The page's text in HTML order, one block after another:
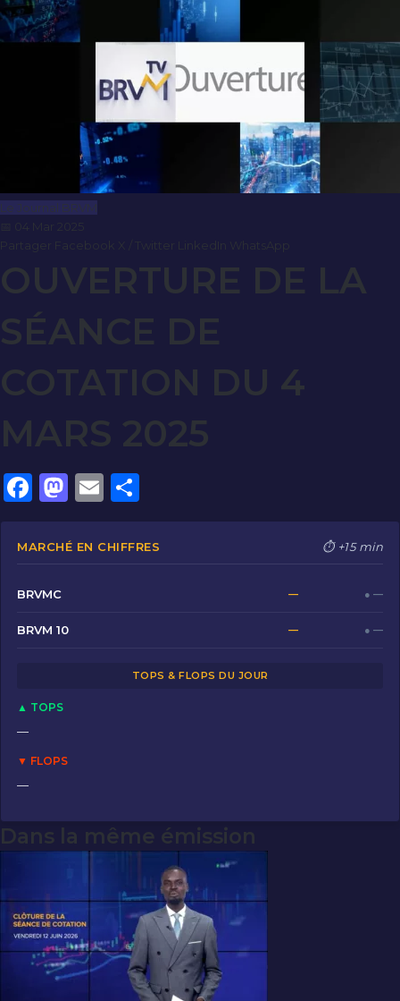
Le Journal BRVM
OUVERTURE DE LA
SÉANCE DE
COTATION DU 4
MARS 2025
F
a
c
b
o
o
M
a
st
o
n
E
m
ai
ar
ta
MARCHÉ EN CHIFFRES ⏱ +15 min
BRVMC — ● —
BRVM 10 — ● —
TOPS & FLOPS DU JOUR
▲ TOPS
—
▼ FLOPS
—
Dans la même émission